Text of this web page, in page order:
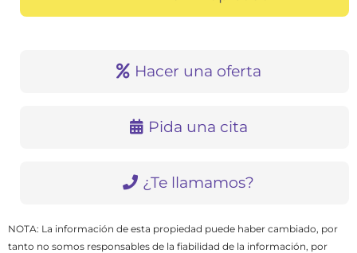
Hacer una oferta
Pida una cita
¿Te llamamos?
NOTA: La información de esta propiedad puede haber cambiado, por
tanto no somos responsables de la fiabilidad de la información, por